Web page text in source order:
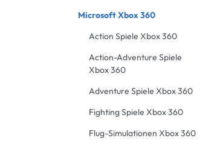
Microsoft Xbox 360
Action Spiele Xbox 360
Action-Adventure Spiele
Xbox 360
Adventure Spiele Xbox 360
Fighting Spiele Xbox 360
Flug-Simulationen Xbox 360